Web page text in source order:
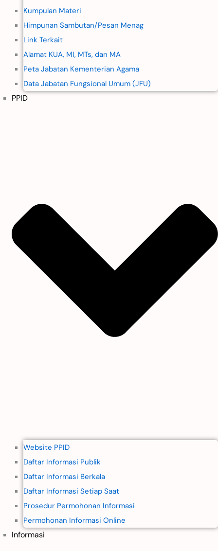
Kumpulan Materi
Himpunan Sambutan/Pesan Menag
Link Terkait
Alamat KUA, MI, MTs, dan MA
Peta Jabatan Kementerian Agama
Data Jabatan Fungsional Umum (JFU)
PPID
Website PPID
Daftar Informasi Publik
Daftar Informasi Berkala
Daftar Informasi Setiap Saat
Prosedur Permohonan Informasi
Permohonan Informasi Online
Informasi